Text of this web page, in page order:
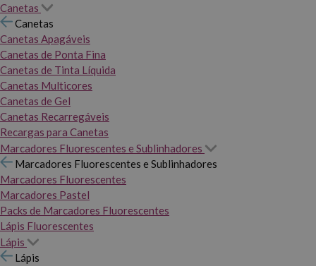
Canetas
Canetas
Canetas Apagáveis
Canetas de Ponta Fina
Canetas de Tinta Líquida
Canetas Multicores
Canetas de Gel
Canetas Recarregáveis
Recargas para Canetas
Marcadores Fluorescentes e Sublinhadores
Marcadores Fluorescentes e Sublinhadores
Marcadores Fluorescentes
Marcadores Pastel
Packs de Marcadores Fluorescentes
Lápis Fluorescentes
Lápis
Lápis